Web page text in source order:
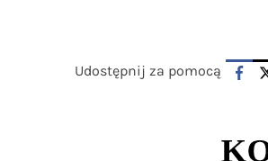
Udostępnij za pomocą